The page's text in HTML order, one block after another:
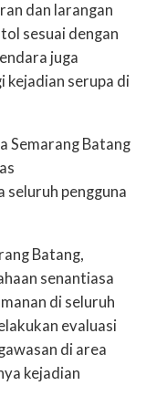
dan larangan
sesuai dengan
juga
kejadian serupa di
Semarang Batang
seluruh pengguna
Batang,
senantiasa
di seluruh
evaluasi
di area
kejadian